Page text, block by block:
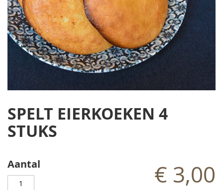
het
begin
van
gallerij
SPELT EIERKOEKEN 4
STUKS
Aantal € 3,00